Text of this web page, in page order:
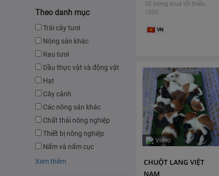
Theo danh mục
Trái cây tươi
Nông sản khác
Rau tươi
Dầu thực vật và động vật
Hạt
Cây cảnh
Các nông sản khác
Chất thải nông nghiệp
Thiết bị nông nghiệp
Nấm và nấm cục
Xem thêm
Số lượng mua tối thiểu:
1000
VN
Video
CHUỘT LANG VIỆT
NAM